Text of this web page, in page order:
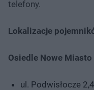
telefony.
Lokalizacje
Osiedle Nowe Miasto
ul. Podwisłocze 2,4